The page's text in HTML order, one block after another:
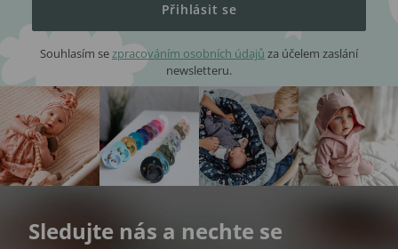
Přihlásit se
Souhlasím sezpracováním osobních údajů za účelem zaslání
newsletteru.
Sledujte nás a nechte se